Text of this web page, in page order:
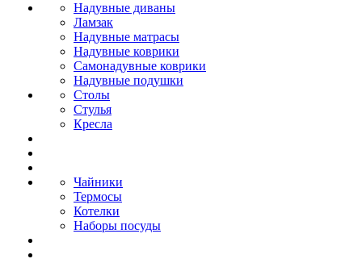
Надувные диваны
Ламзак
Надувные матрасы
Надувные коврики
Самонадувные коврики
Надувные подушки
Столы
Стулья
Кресла
Чайники
Термосы
Котелки
Наборы посуды